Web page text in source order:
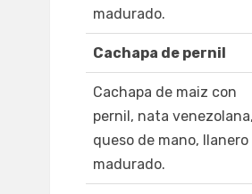
madurado.
Cachapa de pernil
Cachapa de maiz con
pernil, nata venezolana,
queso de mano, llanero
madurado.